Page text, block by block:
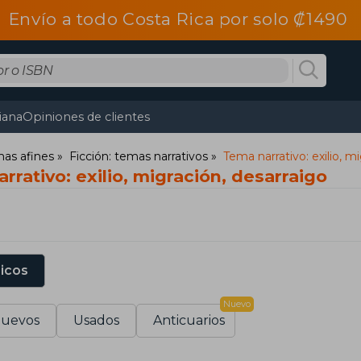
Envío a todo Costa Rica por solo ₡1490
Opiniones de clientes
afines Ficción: temas narrativos Tema narrativo: exilio,
exilio, migración, desarraigo
Usados Anticuarios
Nuevo